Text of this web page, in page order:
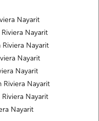
Nayarit
Nayarit
Nayarit
Nayarit
Nayarit
Nayarit
Nayarit
Nayarit